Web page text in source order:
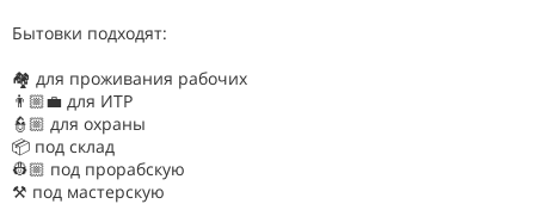
Бытовки подходят:
🏘 для проживания рабочих
👨🏼‍💼 для ИТР
👮🏼 для охраны
📦 под склад
👷🏼 под прорабскую
⚒ под мастерскую